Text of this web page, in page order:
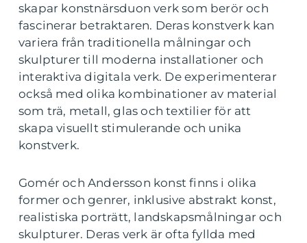
skapar konstnärsduon verk som berör och
fascinerar betraktaren. Deras konstverk kan
variera från traditionella målningar och
skulpturer till moderna installationer och
interaktiva digitala verk. De experimenterar
också med olika kombinationer av material
som trä, metall, glas och textilier för att
skapa visuellt stimulerande och unika
konstverk.
Gomér och Andersson konst finns i olika
former och genrer, inklusive abstrakt konst,
realistiska porträtt, landskapsmålningar och
skulpturer. Deras verk är ofta fyllda med